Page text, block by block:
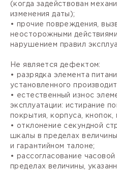
(когда задействован
изменения даты);
• прочие повреждения,
неосторожными
нарушением правил
Не является дефектом:
• разрядка элемента
установленного
• естественный износ
эксплуатации: истирание
покрытия, корпуса,
• отклонение секундной
шкалы в пределах
и гарантийном талоне;
• рассогласование
пределах величины,